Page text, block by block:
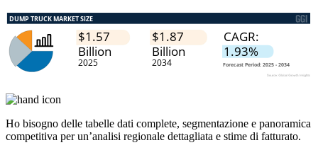
Ho bisogno delle tabelle dati complete, segmentazione e panoramica
competitiva per un’analisi regionale dettagliata e stime di fatturato.